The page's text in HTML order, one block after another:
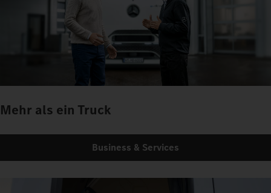
Mehr als ein Truck
Business & Services